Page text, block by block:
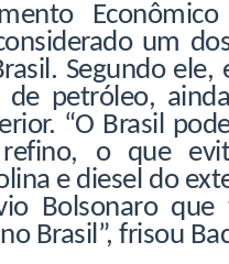
um
Segundo ele,
de petróleo,
“O Brasil
o que
e diesel do
Bolsonaro que
Brasil”, frisou